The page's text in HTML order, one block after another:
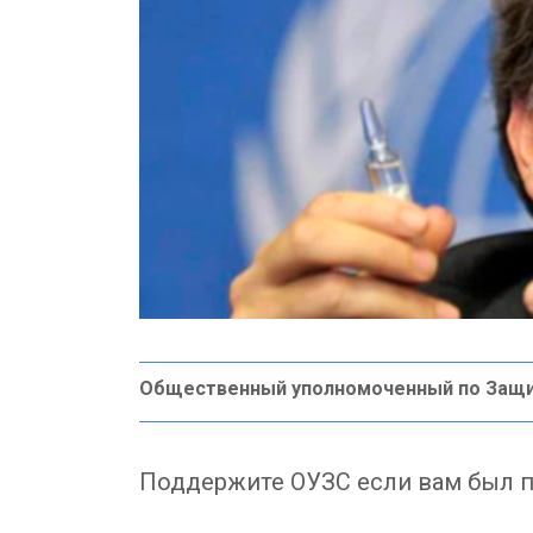
Общественный уполномоченный по
Поддержите ОУЗС если вам был